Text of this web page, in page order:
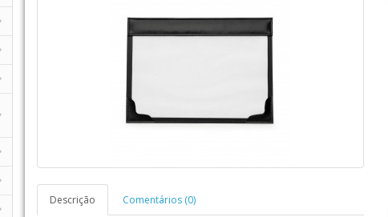
Descrição Comentários (0)